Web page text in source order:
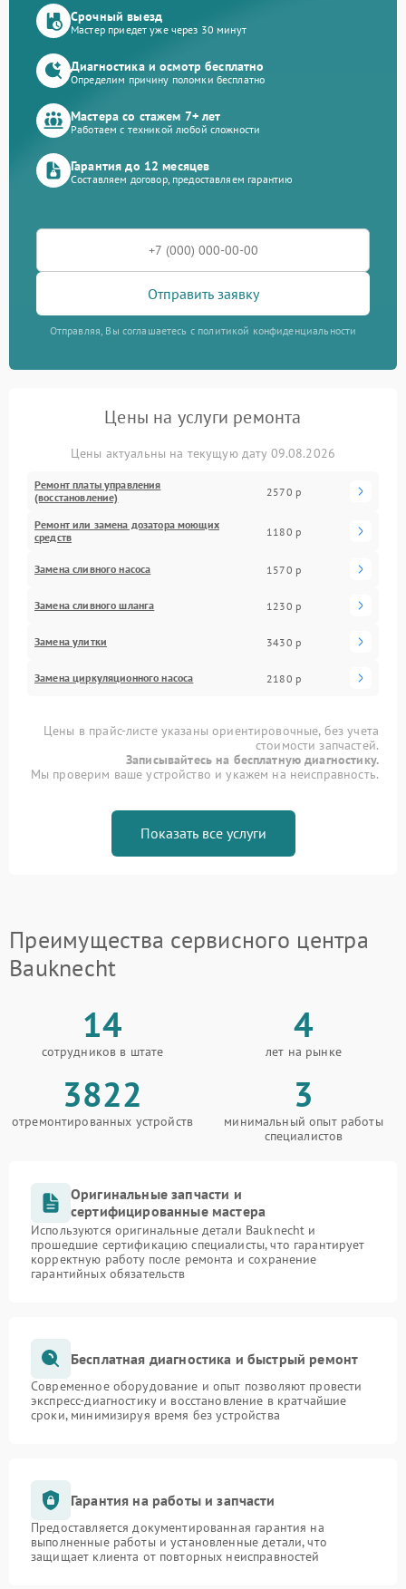
Срочный выезд
Мастер приедет уже через 30 минут
Диагностика и осмотр бесплатно
Определим причину поломки бесплатно
Мастера со стажем 7+ лет
Работаем с техникой любой сложности
Гарантия до 12 месяцев
Составляем договор, предоставляем гарантию
Отправить заявку
Отправляя, Вы соглашаетесь с политикой конфиденциальности
Цены на услуги ремонта
Цены актуальны на текущую дату 09.08.2026
Ремонт платы управления
(восстановление)
2570 р
Ремонт или замена дозатора моющих
средств
1180 р
Замена сливного насоса 1570 р
Замена сливного шланга 1230 р
Замена улитки 3430 р
Замена циркуляционного насоса 2180 р
Цены в прайс-листе указаны ориентировочные, без учета
стоимости запчастей.
Записывайтесь на бесплатную диагностику.
Мы проверим ваше устройство и укажем на неисправность.
Показать все услуги
Преимущества сервисного центра
Bauknecht
14
сотрудников в штате
4
лет на рынке
3822
отремонтированных устройств
3
минимальный опыт работы
специалистов
Оригинальные запчасти и
сертифицированные мастера
Используются оригинальные детали Bauknecht и
прошедшие сертификацию специалисты, что гарантирует
корректную работу после ремонта и сохранение
гарантийных обязательств
Бесплатная диагностика и быстрый ремонт
Современное оборудование и опыт позволяют провести
экспресс-диагностику и восстановление в кратчайшие
сроки, минимизируя время без устройства
Гарантия на работы и запчасти
Предоставляется документированная гарантия на
выполненные работы и установленные детали, что
защищает клиента от повторных неисправностей